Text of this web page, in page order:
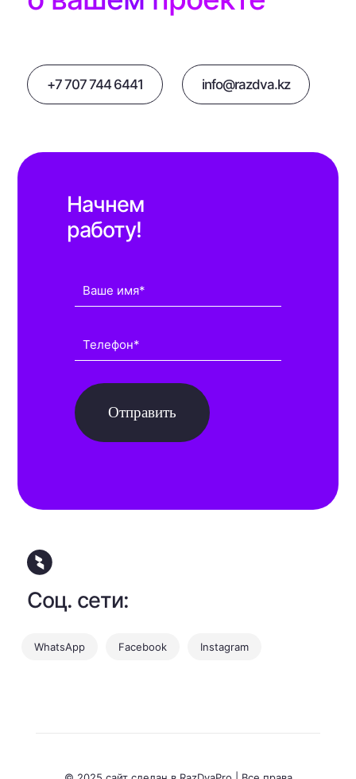
+7 707 744 6441 info@razdva.kz
Начнем
работу!
Соц. сети:
WhatsApp Facebook Instagram